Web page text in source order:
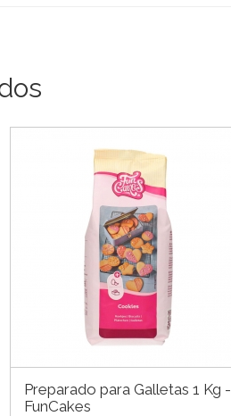
Preparado para Galletas 1 Kg -
FunCakes